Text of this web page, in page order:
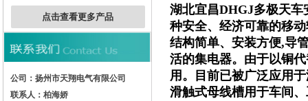
点击查看更多产品
公司：扬州市天翔电气有限公司
联系人：柏海娇
湖北宜昌DHGJ多极天车
种安全、经济可靠的移
结构简单、安装方便,导
活的集电器。由于以铜
用。目前已被广泛应用
滑触式母线槽用于车间